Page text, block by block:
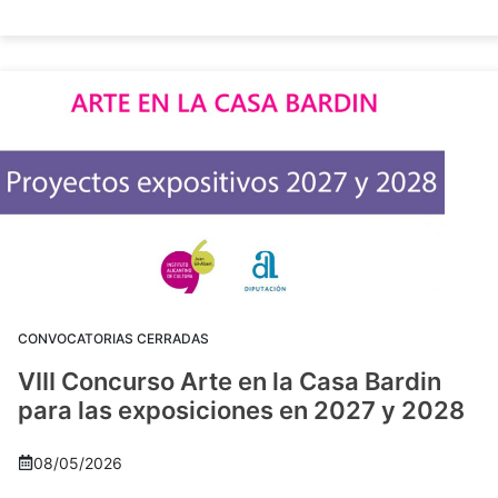
CONVOCATORIAS CERRADAS
VIII Concurso Arte en la Casa Bardin
para las exposiciones en 2027 y 2028
08/05/2026